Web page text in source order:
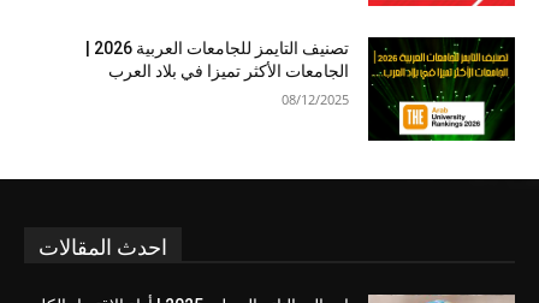
الجامعات الأكثر تميزا في بلاد العرب
08/12/2025
احدث المقالات